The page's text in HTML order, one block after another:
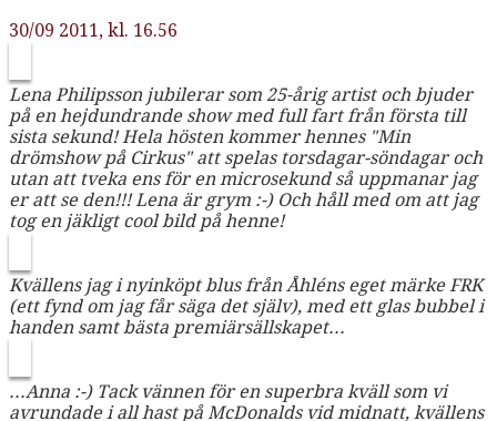
30/09 2011, kl. 16.56
Lena Philipsson jubilerar som 25-årig artist och bjuder
på en hejdundrande show med full fart från första till
sista sekund! Hela hösten kommer hennes "Min
drömshow på Cirkus" att spelas torsdagar-söndagar och
utan att tveka ens för en microsekund så uppmanar jag
er att se den!!! Lena är grym :-) Och håll med om att jag
tog en jäkligt cool bild på henne!
Kvällens jag i nyinköpt blus från Åhléns eget märke FRK
(ett fynd om jag får säga det själv), med ett glas bubbel i
handen samt bästa premiärsällskapet...
...Anna :-) Tack vännen för en superbra kväll som vi
avrundade i all hast på McDonalds vid midnatt, kvällens